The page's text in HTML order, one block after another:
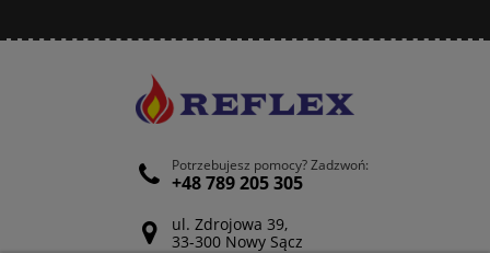
Potrzebujesz pomocy? Zadzwoń:
+48 789 205 305
ul. Zdrojowa 39,
33-300 Nowy Sącz